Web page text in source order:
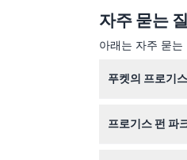
자주 묻는
아래는 자주 묻
푸켓의 프로기
프로기스 펀 파